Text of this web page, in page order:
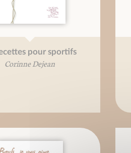
pour sportifs
Corinne Dejean